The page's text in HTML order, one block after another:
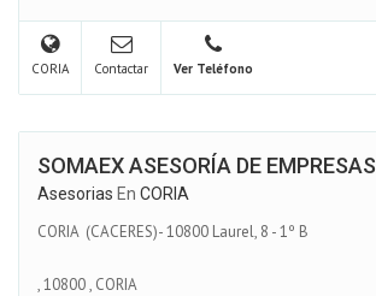
CORIA Contactar Ver Teléfono
SOMAEX ASESORÍA DE EMPRESAS
Asesorias En CORIA
CORIA (CACERES)- 10800 Laurel, 8 - 1º B
,10800, CORIA